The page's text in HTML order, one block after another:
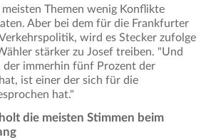
Themen wenig Konflikte
Aber bei dem für die Frankfurter
wird es Stecker zufolge
stärker zu Josef treiben. "Und
der immerhin fünf Prozent der
ist einer der sich für die
hat."
die meisten Stimmen beim